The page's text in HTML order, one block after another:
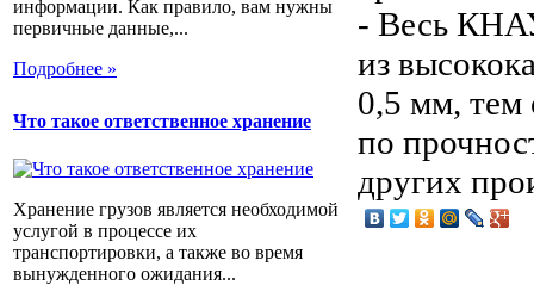
информации. Как правило, вам нужны
первичные данные,...
Подробнее »
Что такое ответственное хранение
Хранение грузов является необходимой
услугой в процессе их
транспортировки, а также во время
вынужденного ожидания...
- Весь
из
0,5 мм, тем
по
других